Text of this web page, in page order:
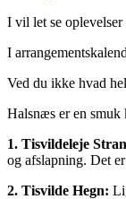
I vil let se oplevelser
I
Ved du ikke hvad
Halsnæs er en smuk
1. Tisvildeleje
og afslapning. Det
2. Tisvilde Hegn: